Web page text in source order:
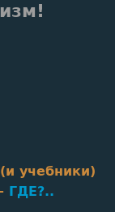
учебники)
ГДЕ?..